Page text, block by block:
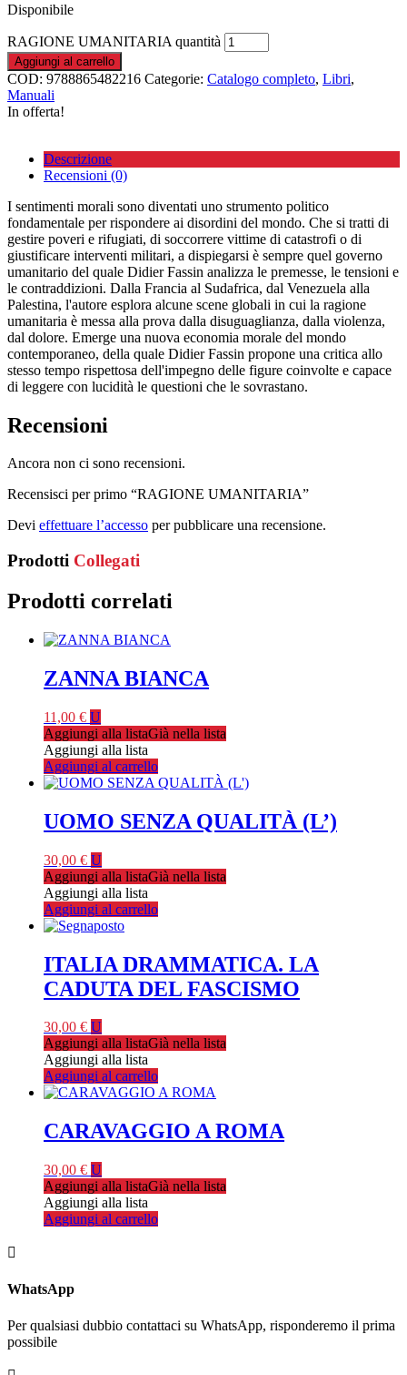
Disponibile
RAGIONE UMANITARIA quantità
Aggiungi al carrello
COD: 9788865482216 Categorie: Catalogo completo, Libri,
Manuali
In offerta!
Descrizione
Recensioni (0)
I sentimenti morali sono diventati uno strumento politico
fondamentale per rispondere ai disordini del mondo. Che si tratti di
gestire poveri e rifugiati, di soccorrere vittime di catastrofi o di
giustificare interventi militari, a dispiegarsi è sempre quel governo
umanitario del quale Didier Fassin analizza le premesse, le tensioni e
le contraddizioni. Dalla Francia al Sudafrica, dal Venezuela alla
Palestina, l'autore esplora alcune scene globali in cui la ragione
umanitaria è messa alla prova dalla disuguaglianza, dalla violenza,
dal dolore. Emerge una nuova economia morale del mondo
contemporaneo, della quale Didier Fassin propone una critica allo
stesso tempo rispettosa dell'impegno delle figure coinvolte e capace
di leggere con lucidità le questioni che le sovrastano.
Recensioni
Ancora non ci sono recensioni.
Recensisci per primo “RAGIONE UMANITARIA”
Devi effettuare l’accesso per pubblicare una recensione.
Prodotti Collegati
Prodotti correlati
ZANNA BIANCA
11,00 € U
Aggiungi alla listaGià nella lista
Aggiungi alla lista
Aggiungi al carrello
UOMO SENZA QUALITÀ (L’)
30,00 € U
Aggiungi alla listaGià nella lista
Aggiungi alla lista
Aggiungi al carrello
ITALIA DRAMMATICA. LA
CADUTA DEL FASCISMO
30,00 € U
Aggiungi alla listaGià nella lista
Aggiungi alla lista
Aggiungi al carrello
CARAVAGGIO A ROMA
30,00 € U
Aggiungi alla listaGià nella lista
Aggiungi alla lista
Aggiungi al carrello

WhatsApp
Per qualsiasi dubbio contattaci su WhatsApp, risponderemo il prima
possibile